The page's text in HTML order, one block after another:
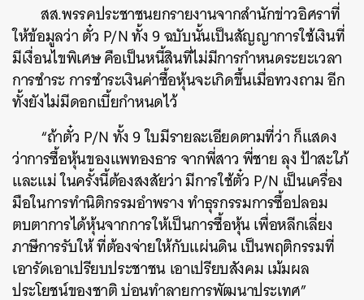
สส.พรรคประชาชนยกรายงานจากสำนักข่าวอิศราที่
ให้ข้อมูลว่า ตั๋ว P/N ทั้ง 9 ฉบับนั้นเป็นสัญญาการใช้เงินที่
มีเงื่อนไขพิเศษ คือเป็นหนี้สินที่ไม่มีการกำหนดระยะเวลา
การชำระการชำระเงินค่าซื้อหุ้นจะเกิดขึ้นเมื่อทวงถาม อีก
ทั้งยังไม่มีดอกเบี้ยกำหนดไว้
“ถ้าตั๋ว P/N ทั้ง 9 ใบมีรายละเอียดตามที่ว่า ก็แสดง
ว่าการซื้อหุ้นของแพทองธาร จากพี่สาว พี่ชาย ลุง ป้าสะใภ้
และแม่ ในครั้งนี้ต้องสงสัยว่า มีการใช้ตั๋ว P/N เป็นเครื่อง
มือในการทำนิติกรรมอำพราง ทำธุรกรรมการซื้อปลอม
ตบตาการได้หุ้นจากการให้เป็นการซื้อหุ้น เพื่อหลีกเลี่ยง
ภาษีการรับให้ ที่ต้องจ่ายให้กับแผ่นดิน เป็นพฤติกรรมที่
เอารัดเอาเปรียบประชาชน เอาเปรียบสังคม เม้มผล
ประโยชน์ของชาติ บ่อนทำลายการพัฒนาประเทศ”